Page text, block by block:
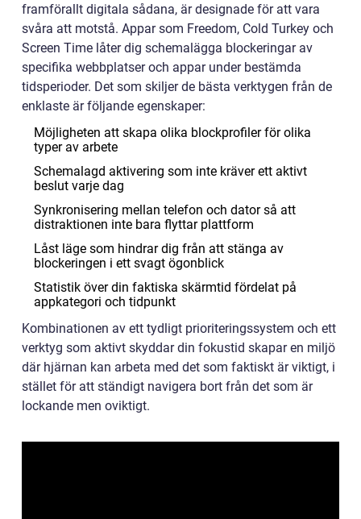
framförallt digitala sådana, är designade för att vara
svåra att motstå. Appar som Freedom, Cold Turkey och
Screen Time låter dig schemalägga blockeringar av
specifika webbplatser och appar under bestämda
tidsperioder. Det som skiljer de bästa verktygen från de
enklaste är följande egenskaper:
Möjligheten att skapa olika blockprofiler för olika
typer av arbete
Schemalagd aktivering som inte kräver ett aktivt
beslut varje dag
Synkronisering mellan telefon och dator så att
distraktionen inte bara flyttar plattform
Låst läge som hindrar dig från att stänga av
blockeringen i ett svagt ögonblick
Statistik över din faktiska skärmtid fördelat på
appkategori och tidpunkt
Kombinationen av ett tydligt prioriteringssystem och ett
verktyg som aktivt skyddar din fokustid skapar en miljö
där hjärnan kan arbeta med det som faktiskt är viktigt, i
stället för att ständigt navigera bort från det som är
lockande men oviktigt.